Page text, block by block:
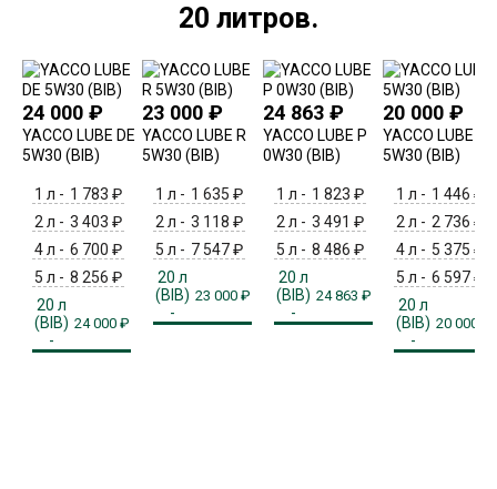
20 литров.
24 000 ₽
YACCO LUBE DE
5W30 (BIB)
1 л - 1 783 ₽
2 л - 3 403 ₽
4 л - 6 700 ₽
5 л - 8 256 ₽
20 л
(BIB)
-
24 000 ₽
23 000₽
YACCO LUBE R
5W30 (BIB)
1 л - 1 635 ₽
2 л - 3 118 ₽
5 л - 7 547₽
20 л
(BIB)
-
23 000 ₽
24 863 ₽
YACCO LUBE P
0W30 (BIB)
1 л - 1 823 ₽
2 л - 3 491 ₽
5 л - 8 486 ₽
20 л
(BIB)
-
24 863 ₽
20 000₽
YACCO LUBE F
5W30 (BIB)
1 л - 1 446 ₽
2 л - 2 736 ₽
4 л - 5 375 ₽
5 л - 6 597₽
20 л
(BIB)
-
20 000